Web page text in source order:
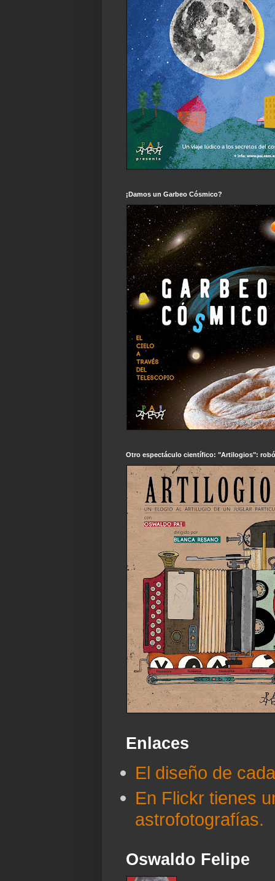
¡Damos un Garbeo Cósmico?
Otro espectáculo científico: "Artilogios":
Enlaces
El diseño de
En Flickr tienes
astrofotografías.
Oswaldo Felipe